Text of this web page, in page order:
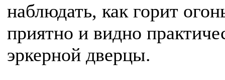
наблюдать, как горит
приятно и видно
эркерной дверцы.